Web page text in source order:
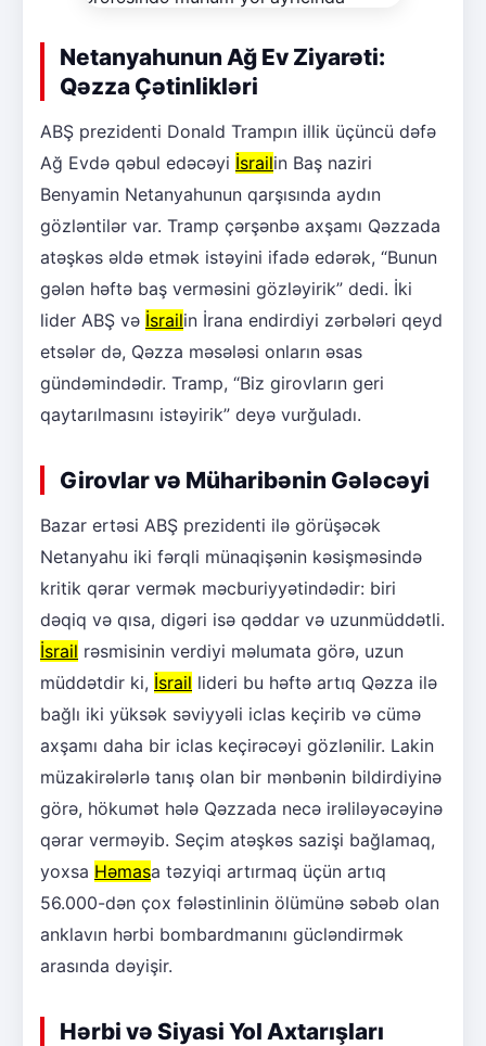
Netanyahunun Ağ Ev Ziyarəti:
Qəzza Çətinlikləri
ABŞ prezidenti Donald Trampın illik üçüncü dəfə
Ağ Evdə qəbul edəcəyi İsrailin Baş naziri
Benyamin Netanyahunun qarşısında aydın
gözləntilər var. Tramp çərşənbə axşamı Qəzzada
atəşkəs əldə etmək istəyini ifadə edərək, “Bunun
gələn həftə baş verməsini gözləyirik” dedi. İki
lider ABŞ və İsrailin İrana endirdiyi zərbələri qeyd
etsələr də, Qəzza məsələsi onların əsas
gündəmindədir. Tramp, “Biz girovların geri
qaytarılmasını istəyirik” deyə vurğuladı.
Girovlar və Müharibənin Gələcəyi
Bazar ertəsi ABŞ prezidenti ilə görüşəcək
Netanyahu iki fərqli münaqişənin kəsişməsində
kritik qərar vermək məcburiyyətindədir: biri
dəqiq və qısa, digəri isə qəddar və uzunmüddətli.
İsrail rəsmisinin verdiyi məlumata görə, uzun
müddətdir ki, İsrail lideri bu həftə artıq Qəzza ilə
bağlı iki yüksək səviyyəli iclas keçirib və cümə
axşamı daha bir iclas keçirəcəyi gözlənilir. Lakin
müzakirələrlə tanış olan bir mənbənin bildirdiyinə
görə, hökumət hələ Qəzzada necə irəliləyəcəyinə
qərar verməyib. Seçim atəşkəs sazişi bağlamaq,
yoxsa Həmasa təzyiqi artırmaq üçün artıq
56.000-dən çox fələstinlinin ölümünə səbəb olan
anklavın hərbi bombardmanını gücləndirmək
arasında dəyişir.
Hərbi və Siyasi Yol Axtarışları